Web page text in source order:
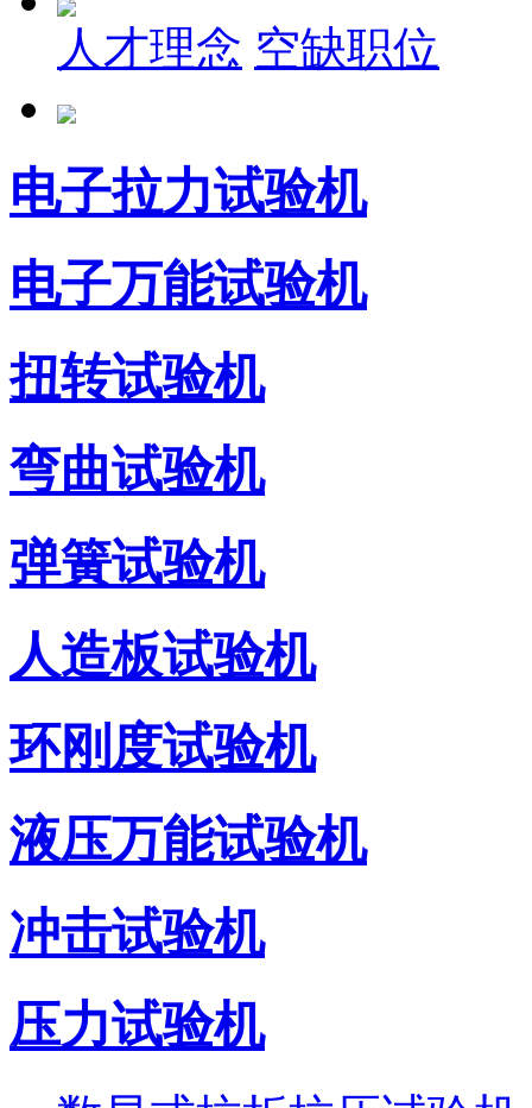
人才理念 空缺职位
电子拉力试验机
电子万能试验机
扭转试验机
弯曲试验机
弹簧试验机
人造板试验机
环刚度试验机
液压万能试验机
冲击试验机
压力试验机